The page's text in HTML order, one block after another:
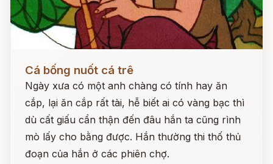
Đọc ngay
Cá bống nuốt cá trê
Ngày xưa có một anh chàng có tính hay ăn
cắp, lại ăn cắp rất tài, hễ biết ai có vàng bạc thì
dù cất giấu cẩn thận đến đâu hắn ta cũng rình
mò lấy cho bằng được. Hắn thường thi thố thủ
đoạn của hắn ở các phiên chợ.